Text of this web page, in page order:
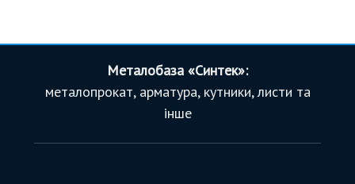
Металобаза «Синтек»:
металопрокат, арматура, кутники, листи та
інше